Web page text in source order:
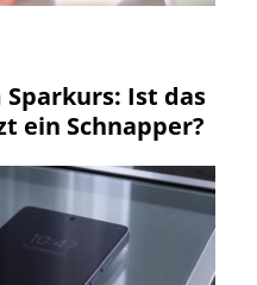
Sparkurs: Ist das
ein Schnapper?